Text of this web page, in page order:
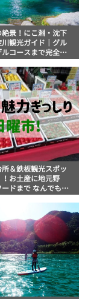
景！にこ淵・沈下
観光ガイド｜グル
コースまで完全網
＆鉄板観光スポッ
！お土産に地元野
ドまで なんでもそ